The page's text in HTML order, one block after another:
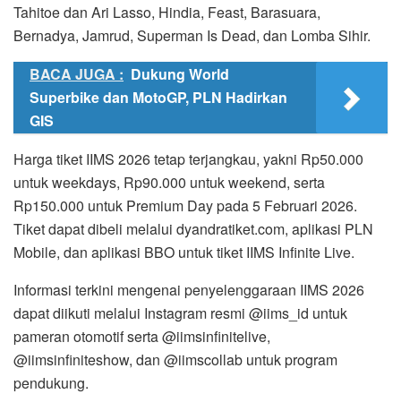
Tahitoe dan Ari Lasso, Hindia, Feast, Barasuara,
Bernadya, Jamrud, Superman Is Dead, dan Lomba Sihir.
BACA JUGA : Dukung World
Superbike dan MotoGP, PLN Hadirkan
GIS
Harga tiket IIMS 2026 tetap terjangkau, yakni Rp50.000
untuk weekdays, Rp90.000 untuk weekend, serta
Rp150.000 untuk Premium Day pada 5 Februari 2026.
Tiket dapat dibeli melalui dyandratiket.com, aplikasi PLN
Mobile, dan aplikasi BBO untuk tiket IIMS Infinite Live.
Informasi terkini mengenai penyelenggaraan IIMS 2026
dapat diikuti melalui Instagram resmi @iims_id untuk
pameran otomotif serta @iimsinfinitelive,
@iimsinfiniteshow, dan @iimscollab untuk program
pendukung.